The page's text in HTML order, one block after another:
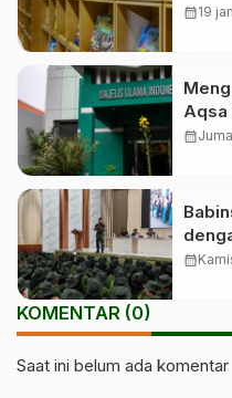
calendar_month19
Aqsa
calendar_month
calendar_month
KOMENTAR (0)
Saat ini belum ada komentar